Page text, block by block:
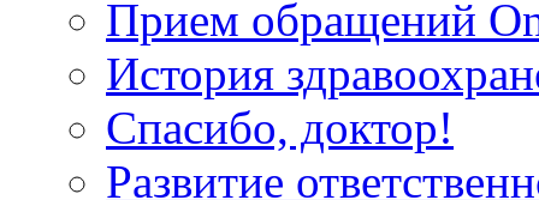
Прием обращений
История
Спасибо, доктор!
Развитие